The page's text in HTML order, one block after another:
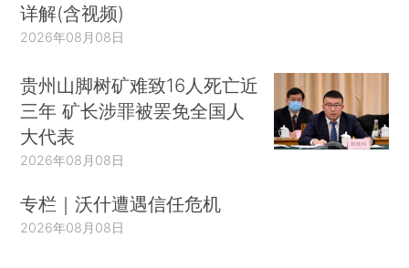
详解(含视频)
2026年08月08日
贵州山脚树矿难致16人死亡近
三年 矿长涉罪被罢免全国人
大代表
2026年08月08日
专栏｜沃什遭遇信任危机
2026年08月08日